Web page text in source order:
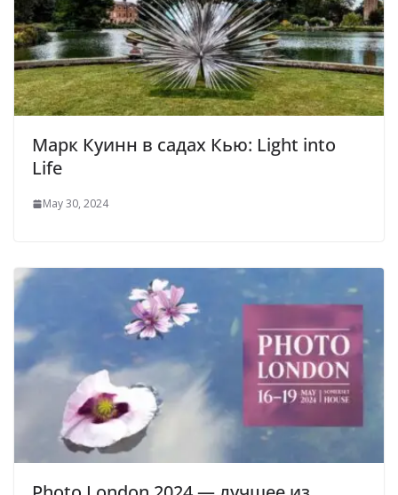
Марк Куинн в садах Кью: Light into
Life
May 30, 2024